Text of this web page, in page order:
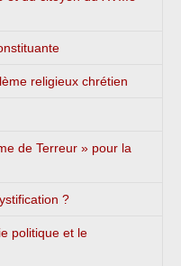
religieux chrétien
de Terreur » pour la
?
politique et le